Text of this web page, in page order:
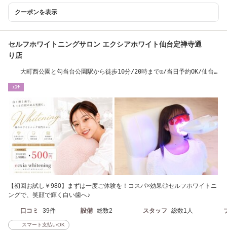
クーポンを表示
セルフホワイトニングサロン エクシアホワイト仙台定禅寺通
り店
大町西公園と勾当台公園駅から徒歩10分/20時まで◎/当日予約OK/仙台/
ｴｽﾃ
【初回お試し￥980】まずは一度ご体験を！コスパ×効果◎セルフホワイトニ
ングで、笑顔で輝く白い歯へ♪
口コミ 39件 設備 総数2 スタッフ 総数1人
スマート支払いOK